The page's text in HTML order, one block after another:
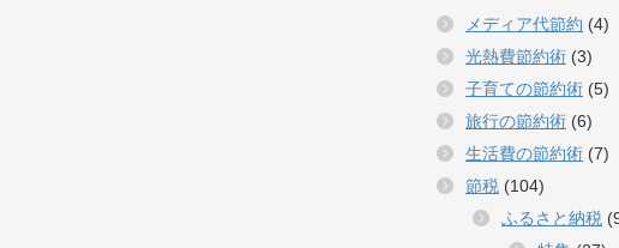
メディア代節約 (4)
光熱費節約術 (3)
子育ての節約術 (5)
旅行の節約術 (6)
生活費の節約術 (7)
節税 (104)
ふるさと納税